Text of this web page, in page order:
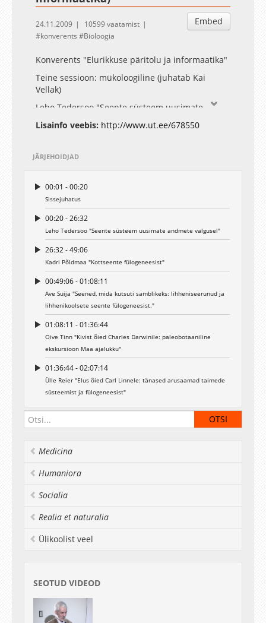
Embed
24.11.2009
10599 vaatamist
konverents
Bioloogia
Konverents "Elurikkuse päritolu ja informaatika"
Teine sessioon: mükoloogiline (juhatab Kai
Vellak)
Leho Tedersoo "Seente süsteem uusimate
andmete valgusel"
Ave Suija "Seened, mida kutsuti samblikeks:
Kolmas sessioon: botaanilne (juhatab Tiiu Kull)
Oive Tinn "Kivist õied Charles Darwinile:
paleobotaaniline ekskursioon Maa ajalukku"
Ülle Reier "Elus õied Carl Linnele: tänased
arusaamad taimede süsteemist ja fülogeneesist"
Lisainfo veebis: http://www.ut.ee/678550
JÄRJEHOIDJAD
00:01 - 00:20
Sissejuhatus
00:20 - 26:32
Leho Tedersoo "Seente süsteem uusimate andmete valgusel"
26:32 - 49:06
Kadri Põldmaa "Kottseente fülogeneesist"
00:49:06 - 01:08:11
Ave Suija "Seened, mida kutsuti samblikeks: lihheniseerunud ja
lihhenikoolsete seente fülogeneesist."
01:08:11 - 01:36:44
Oive Tinn "Kivist õied Charles Darwinile: paleobotaaniline
ekskursioon Maa ajalukku"
01:36:44 - 02:07:14
Ülle Reier "Elus õied Carl Linnele: tänased arusaamad taimede
süsteemist ja fülogeneesist"
Medicina
Humaniora
Socialia
Realia et naturalia
Ülikoolist veel
SEOTUD VIDEOD